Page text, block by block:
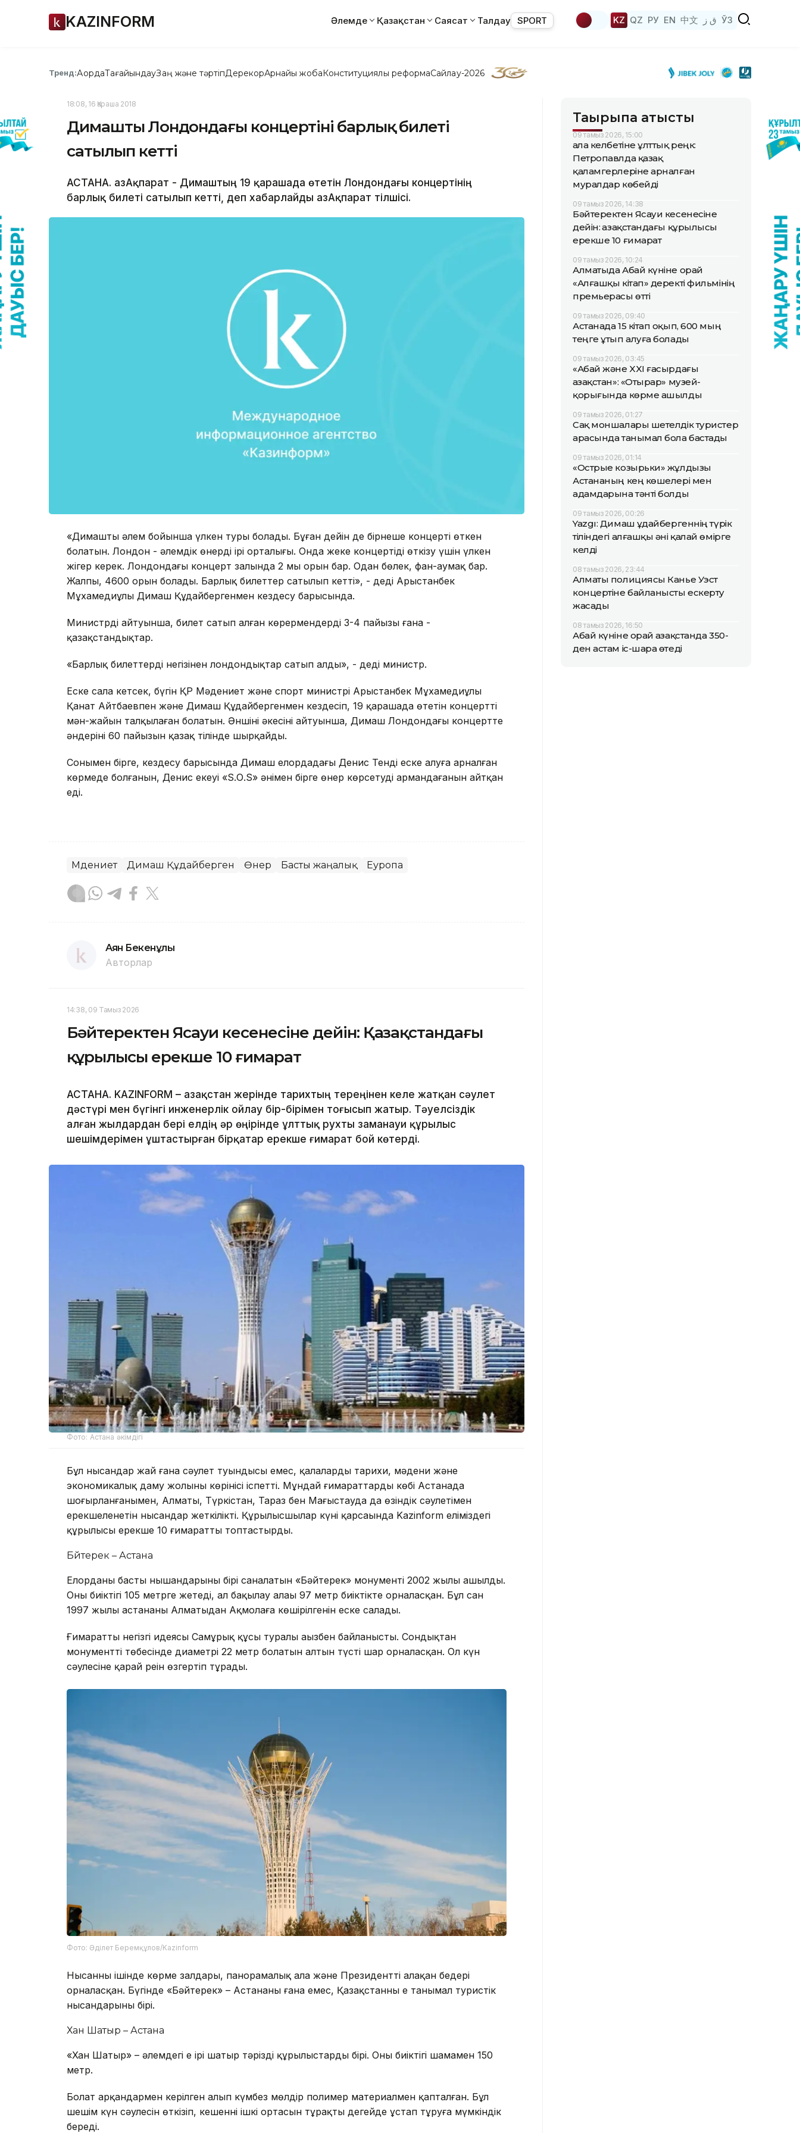
KAZINFORM Әлемде Қазақстан Саясат Талдау SPORT KZ QZ РУ EN 中文 ق ز ЎЗ
Тренд:АқордаТағайындауЗаң және тәртіпДерекқорАрнайы жобаКонституциялық реформаСайлау-2026
18:08, 16 Қараша 2018
Димаштың Лондондағы концертінің барлық билеті
сатылып кетті
АСТАНА. ҚазАқпарат - Димаштың 19 қарашада өтетін Лондондағы концертінің
барлық билеті сатылып кетті, деп хабарлайды ҚазАқпарат тілшісі.
«Димаштың әлем бойынша үлкен туры болады. Бұған дейін де бірнеше концерті өткен
болатын. Лондон - әлемдік өнердің ірі орталығы. Онда жеке концертіңді өткізу үшін үлкен
жігер керек. Лондондағы концерт залында 2 мың орын бар. Одан бөлек, фан-аумақ бар.
Жалпы, 4600 орын болады. Барлық билеттер сатылып кетті», - деді Арыстанбек
Мұхамедиұлы Димаш Құдайбергенмен кездесу барысында.
Министрдің айтуынша, билет сатып алған көрермендердің 3-4 пайызы ғана -
қазақстандықтар.
«Барлық билеттерді негізінен лондондықтар сатып алды», - деді министр.
Еске сала кетсек, бүгін ҚР Мәдениет және спорт министрі Арыстанбек Мұхамедиұлы
Қанат Айтбаевпен және Димаш Құдайбергенмен кездесіп, 19 қарашада өтетін концерттің
мән-жайын талқылаған болатын. Әншінің әкесінің айтуынша, Димаш Лондондағы концертте
әндерінің 60 пайызын қазақ тілінде шырқайды.
Сонымен бірге, кездесу барысында Димаш елордадағы Денис Тенді еске алуға арналған
көрмеде болғанын, Денис екеуі «S.О.S» әнімен бірге өнер көрсетуді армандағанын айтқан
еді.
Мәдениет Димаш Құдайберген Өнер Басты жаңалық Еуропа
Аян Бекенұлы
Авторлар
14:38, 09 Тамыз 2026
Бәйтеректен Ясауи кесенесіне дейін: Қазақстандағы
құрылысы ерекше 10 ғимарат
АСТАНА. KAZINFORM – Қазақстан жерінде тарихтың тереңінен келе жатқан сәулет
дәстүрі мен бүгінгі инженерлік ойлау бір-бірімен тоғысып жатыр. Тәуелсіздік
алған жылдардан бері елдің әр өңірінде ұлттық рухты заманауи құрылыс
шешімдерімен ұштастырған бірқатар ерекше ғимарат бой көтерді.
Фото: Астана әкімдігі
Бұл нысандар жай ғана сәулет туындысы емес, қалалардың тарихи, мәдени және
экономикалық даму жолының көрінісі іспетті. Мұндай ғимараттардың көбі Астанада
шоғырланғанымен, Алматы, Түркістан, Тараз бен Маңғыстауда да өзіндік сәулетімен
ерекшеленетін нысандар жеткілікті. Құрылысшылар күні қарсаңында Kazinform еліміздегі
құрылысы ерекше 10 ғимаратты топтастырды.
Бәйтерек – Астана
Елорданың басты нышандарының бірі саналатын «Бәйтерек» монументі 2002 жылы ашылды.
Оның биіктігі 105 метрге жетеді, ал бақылау алаңы 97 метр биіктікте орналасқан. Бұл сан
1997 жылы астананың Алматыдан Ақмолаға көшірілгенін еске салады.
Ғимараттың негізгі идеясы Самұрық құсы туралы аңызбен байланысты. Сондықтан
монументтің төбесінде диаметрі 22 метр болатын алтын түсті шар орналасқан. Ол күн
сәулесіне қарай реңін өзгертіп тұрады.
Фото: Әділет Беремқұлов/Kazinform
Нысанның ішінде көрме залдары, панорамалық алаң және Президенттің алақан бедері
орналасқан. Бүгінде «Бәйтерек» – Астананың ғана емес, Қазақстанның ең танымал туристік
нысандарының бірі.
Хан Шатыр – Астана
«Хан Шатыр» – әлемдегі ең ірі шатыр тәрізді құрылыстардың бірі. Оның биіктігі шамамен 150
метр.
Болат арқандармен керілген алып күмбез мөлдір полимер материалмен қапталған. Бұл
шешім күн сәулесін өткізіп, кешеннің ішкі ортасын тұрақты деңгейде ұстап тұруға мүмкіндік
береді.
Тақырыпқа қатысты
09 тамыз 2026, 15:00
Қала келбетіне ұлттық реңк:
Петропавлда қазақ
қаламгерлеріне арналған
муралдар көбейді
09 тамыз 2026, 14:38
Бәйтеректен Ясауи кесенесіне
дейін: Қазақстандағы құрылысы
ерекше 10 ғимарат
09 тамыз 2026, 10:24
Алматыда Абай күніне орай
«Алғашқы кітап» деректі фильмінің
премьерасы өтті
09 тамыз 2026, 09:40
Астанада 15 кітап оқып, 600 мың
теңге ұтып алуға болады
09 тамыз 2026, 03:45
«Абай және XXI ғасырдағы
Қазақстан»: «Отырар» музей-
қорығында көрме ашылды
09 тамыз 2026, 01:27
Сақ моншалары шетелдік туристер
арасында танымал бола бастады
09 тамыз 2026, 01:14
«Острые козырьки» жұлдызы
Астананың кең көшелері мен
адамдарына тәнті болды
09 тамыз 2026, 00:26
Yazgı: Димаш Құдайбергеннің түрік
тіліндегі алғашқы әні қалай өмірге
келді
08 тамыз 2026, 23:44
Алматы полициясы Канье Уэст
концертіне байланысты ескерту
жасады
08 тамыз 2026, 16:50
Абай күніне орай Қазақстанда 350-
ден астам іс-шара өтеді